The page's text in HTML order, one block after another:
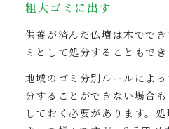
粗大ゴミに出す
供養が済んだ仏壇は木でで
ミとして処分することもでき
地域のゴミ分別ルールによ
分することができない場合
しておく必要があります。